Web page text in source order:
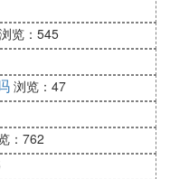
浏览：545
浏览：47
：762